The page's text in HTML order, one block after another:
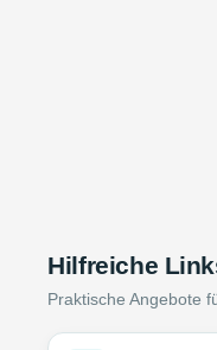
Hilfreiche
Praktische Angebote